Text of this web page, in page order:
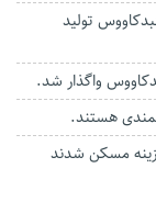
تولید